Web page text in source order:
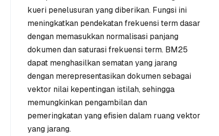
kueri penelusuran yang diberikan. Fungsi ini
meningkatkan pendekatan frekuensi term dasar
dengan memasukkan normalisasi panjang
dokumen dan saturasi frekuensi term. BM25
dapat menghasilkan sematan yang jarang
dengan merepresentasikan dokumen sebagai
vektor nilai kepentingan istilah, sehingga
memungkinkan pengambilan dan
pemeringkatan yang efisien dalam ruang vektor
yang jarang.